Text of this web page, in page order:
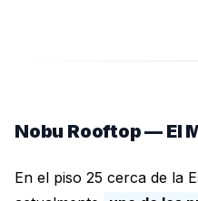
Nobu Rooftop — El
En el piso 25 cerca de la